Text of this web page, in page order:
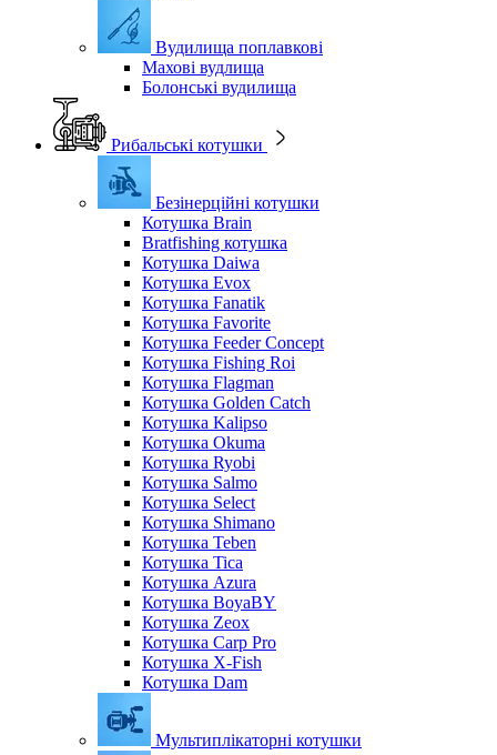
Вудилища поплавкові
Махові вудлища
Болонські вудилища
Рибальські котушки
Безінерційні котушки
Котушка Brain
Bratfishing котушка
Котушка Daiwa
Котушка Evox
Котушка Fanatik
Котушка Favorite
Котушка Feeder Concept
Котушка Fishing Roi
Котушка Flagman
Котушка Golden Catch
Котушка Kalipso
Котушка Okuma
Котушка Ryobi
Котушка Salmo
Котушка Select
Котушка Shimano
Котушка Teben
Котушка Tica
Котушка Azura
Котушка BoyaBY
Котушка Zeox
Котушка Carp Pro
Котушка X-Fish
Котушка Dam
Мультиплікаторні котушки